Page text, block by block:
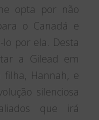
opta por não
o Canadá e
por ela. Desta
a Gilead em
Hannah, e
silenciosa
que irá